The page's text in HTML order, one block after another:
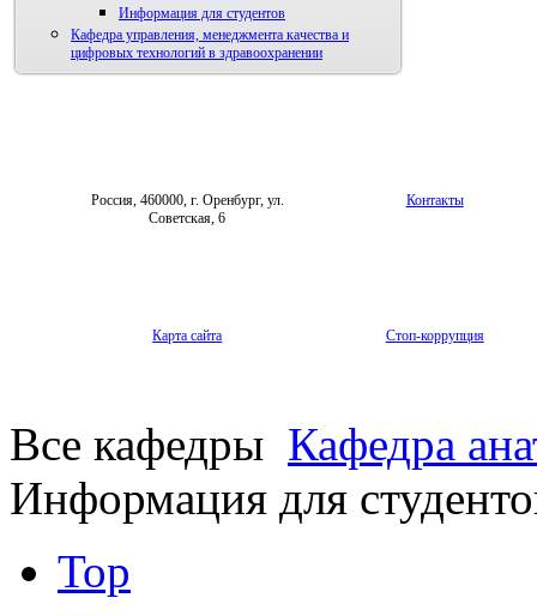
Информация для студентов
Кафедра управления, менеджмента качества и
цифровых технологий в здравоохранении
Россия, 460000, г. Оренбург, ул.
Советская, 6
Контакты
Карта сайта Стоп-коррупция
Все кафедры Кафедра
Информация для
Top